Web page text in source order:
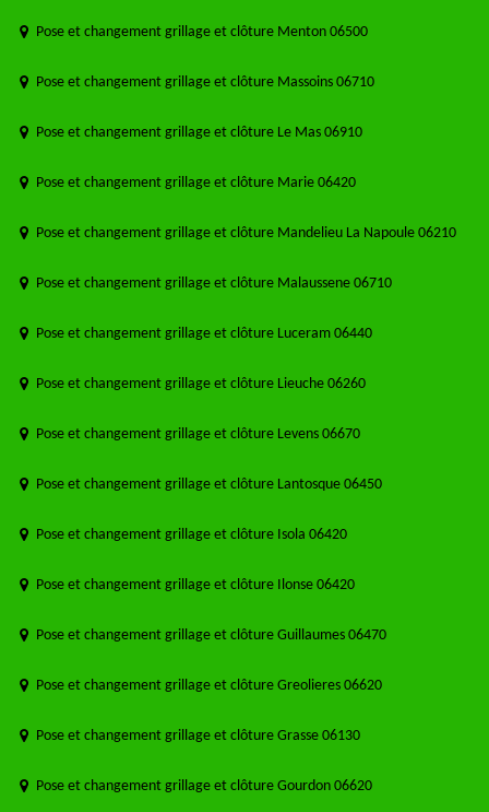
Pose et changement grillage et clôture Menton 06500
Pose et changement grillage et clôture Massoins 06710
Pose et changement grillage et clôture Le Mas 06910
Pose et changement grillage et clôture Marie 06420
Pose et changement grillage et clôture Mandelieu La Napoule 06210
Pose et changement grillage et clôture Malaussene 06710
Pose et changement grillage et clôture Luceram 06440
Pose et changement grillage et clôture Lieuche 06260
Pose et changement grillage et clôture Levens 06670
Pose et changement grillage et clôture Lantosque 06450
Pose et changement grillage et clôture Isola 06420
Pose et changement grillage et clôture Ilonse 06420
Pose et changement grillage et clôture Guillaumes 06470
Pose et changement grillage et clôture Greolieres 06620
Pose et changement grillage et clôture Grasse 06130
Pose et changement grillage et clôture Gourdon 06620